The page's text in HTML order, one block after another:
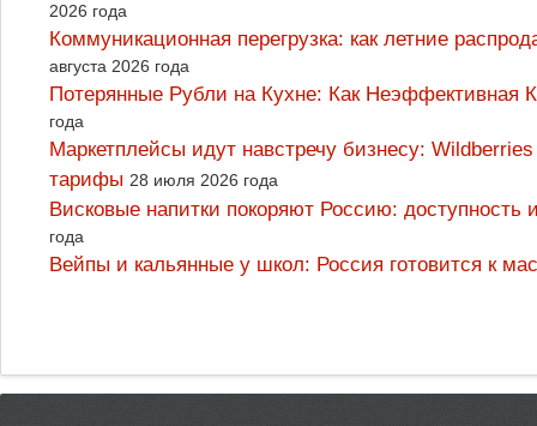
2026 года
Коммуникационная перегрузка: как летние
августа 2026 года
Потерянные Рубли на Кухне: Как
года
Маркетплейсы идут навстречу бизнесу:
тарифы 28 июля 2026 года
Висковые напитки покоряют Россию:
года
Вейпы и кальянные у школ: Россия готовится к